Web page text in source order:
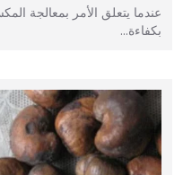
عندما يتعلق الأمر بمعالجة
بكفاءة…